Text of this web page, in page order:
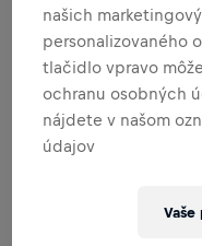
0,00 USD VYZBIERANÉ
PRÍSPEVKY
Prispej k zmene!
priamo na výskum
našich
personalizovaného
tlačidlo vpravo
ochranu osobných
nájdete v našom
údajov
Vaše